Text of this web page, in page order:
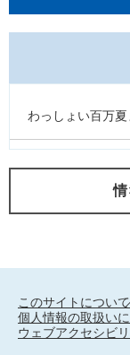
わっしょい百万夏
このサイトについて
個人情報の取扱い
ウェブアクセシビ